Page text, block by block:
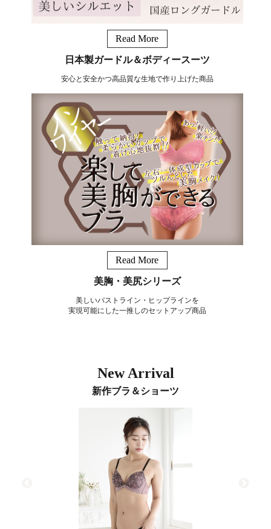
Read More
日本製ガードル＆ボディースーツ
安心と安全かつ高品質な生地で作り上げた商品
Read More
美胸・美尻シリーズ
美しいバストライン・ヒップラインを
実現可能にした一推しのセットアップ商品
New Arrival
新作ブラ＆ショーツ